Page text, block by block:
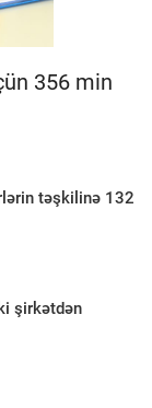
356 min
təşkilinə 132
şirkətdən